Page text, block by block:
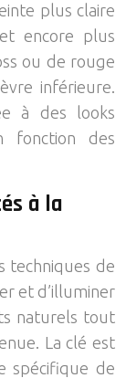
plus claire
encore plus
ou de rouge
inférieure.
à des looks
fonction des
à la
techniques de
et d’illuminer
naturels tout
La clé est
spécifique de